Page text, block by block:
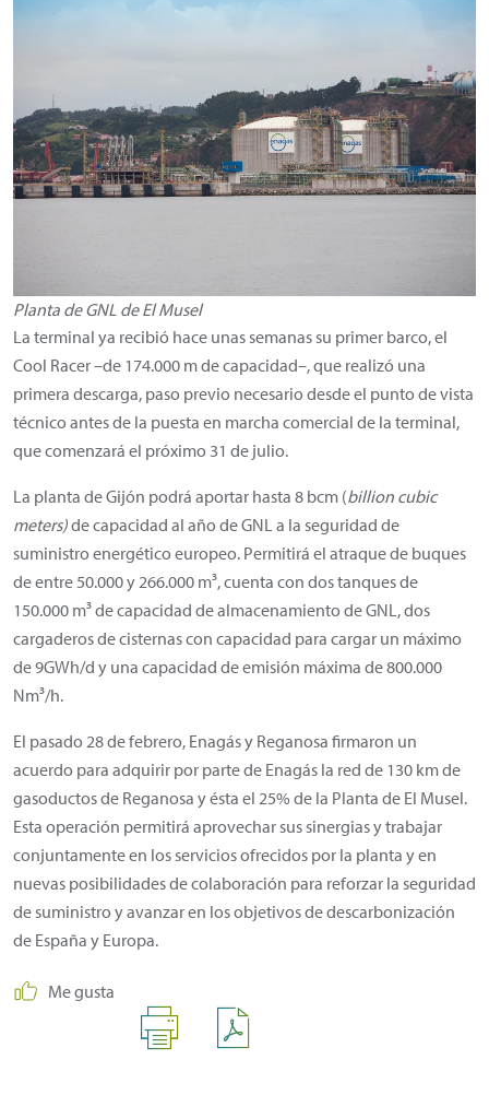
Planta de GNL de El Musel
La terminal ya recibió hace unas semanas su primer barco, el
Cool Racer –de 174.000 m de capacidad–, que realizó una
primera descarga, paso previo necesario desde el punto de vista
técnico antes de la puesta en marcha comercial de la terminal,
que comenzará el próximo 31 de julio.
La planta de Gijón podrá aportar hasta 8 bcm (billion cubic
meters)de capacidad al año de GNL a la seguridad de
suministro energético europeo. Permitirá el atraque de buques
de entre 50.000 y 266.000 m³, cuenta con dos tanques de
150.000 m³ de capacidad de almacenamiento de GNL, dos
cargaderos de cisternas con capacidad para cargar un máximo
de 9GWh/d y una capacidad de emisión máxima de 800.000
Nm³/h.
El pasado 28 de febrero, Enagás y Reganosa firmaron un
acuerdo para adquirir por parte de Enagás la red de 130 km de
gasoductos de Reganosa y ésta el 25% de la Planta de El Musel.
Esta operación permitirá aprovechar sus sinergias y trabajar
conjuntamente en los servicios ofrecidos por la planta y en
nuevas posibilidades de colaboración para reforzar la seguridad
de suministro y avanzar en los objetivos de descarbonización
de España y Europa.
Me gusta